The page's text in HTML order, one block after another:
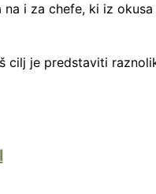
i za chefe, ki iz
cilj je predstaviti